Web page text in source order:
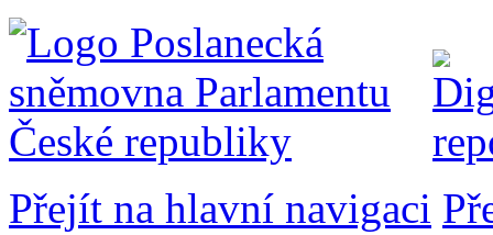
Přejít na hlavní navigaci